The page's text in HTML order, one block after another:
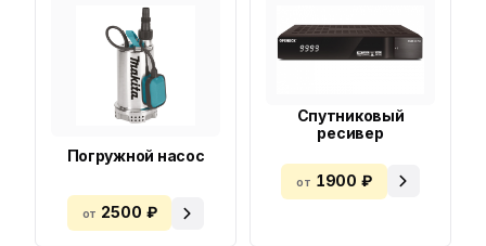
Погружной насос
от 2500 ₽
Спутниковый
ресивер
от 1900 ₽